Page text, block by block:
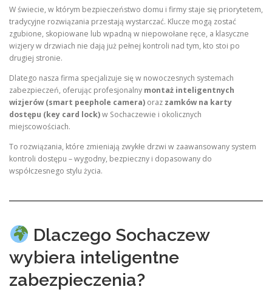
W świecie, w którym bezpieczeństwo domu i firmy staje się priorytetem,
tradycyjne rozwiązania przestają wystarczać. Klucze mogą zostać
zgubione, skopiowane lub wpadną w niepowołane ręce, a klasyczne
wizjery w drzwiach nie dają już pełnej kontroli nad tym, kto stoi po
drugiej stronie.
Dlatego nasza firma specjalizuje się w nowoczesnych systemach
zabezpieczeń, oferując profesjonalny montaż inteligentnych
wizjerów (smart peephole camera) oraz zamków na karty
dostępu (key card lock)w Sochaczewie i okolicznych
miejscowościach.
To rozwiązania, które zmieniają zwykłe drzwi w zaawansowany system
kontroli dostępu – wygodny, bezpieczny i dopasowany do
współczesnego stylu życia.
Dlaczego Sochaczew
wybiera inteligentne
zabezpieczenia?